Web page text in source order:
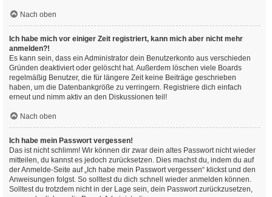
Nach oben
Ich habe mich vor einiger Zeit registriert, kann mich aber nicht mehr
anmelden?!
Es kann sein, dass ein Administrator dein Benutzerkonto aus verschieden
Gründen deaktiviert oder gelöscht hat. Außerdem löschen viele Boards
regelmäßig Benutzer, die für längere Zeit keine Beiträge geschrieben
haben, um die Datenbankgröße zu verringern. Registriere dich einfach
erneut und nimm aktiv an den Diskussionen teil!
Nach oben
Ich habe mein Passwort vergessen!
Das ist nicht schlimm! Wir können dir zwar dein altes Passwort nicht wieder
mitteilen, du kannst es jedoch zurücksetzen. Dies machst du, indem du auf
der Anmelde-Seite auf „Ich habe mein Passwort vergessen“ klickst und den
Anweisungen folgst. So solltest du dich schnell wieder anmelden können.
Solltest du trotzdem nicht in der Lage sein, dein Passwort zurückzusetzen,